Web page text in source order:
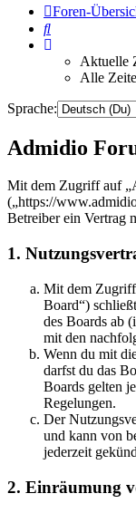
Foren-
Suche
Aktuelle
Alle
Sprache:
Admidio
Mit dem Zugriff auf
(„https://
Betreiber ein Vertrag
1.
Mit dem
Board“)
des Boards ab
mit den
Wenn du mit
darfst du das
Boards gelten
Regelungen.
Der
und kann von
jederzeit
2. Einräumung